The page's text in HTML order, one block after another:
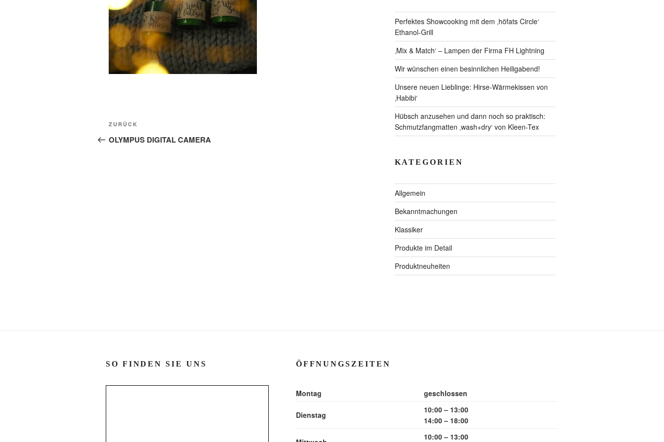
Beitragsnavigation
Vorheriger
Beitrag
ZURÜCK
OLYMPUS DIGITAL CAMERA
Perfektes Showcooking mit dem ‚höfats Circle‘
Ethanol-Grill
‚Mix & Match‘ – Lampen der Firma FH Lightning
Wir wünschen einen besinnlichen Heiligabend!
Unsere neuen Lieblinge: Hirse-Wärmekissen von
‚Habibi‘
Hübsch anzusehen und dann noch so praktisch:
Schmutzfangmatten ‚wash+dry‘ von Kleen-Tex
KATEGORIEN
Allgemein
Bekanntmachungen
Klassiker
Produkte im Detail
Produktneuheiten
SO FINDEN SIE UNS ÖFFNUNGSZEITEN
Montag geschlossen
Dienstag
10:00 – 13:00
14:00 – 18:00
10:00 – 13:00